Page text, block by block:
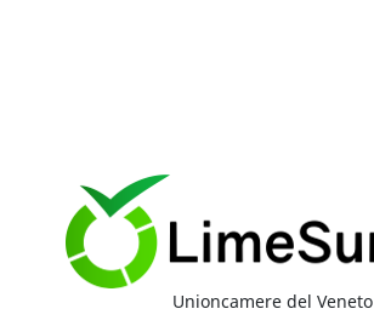
Unioncamere del Veneto